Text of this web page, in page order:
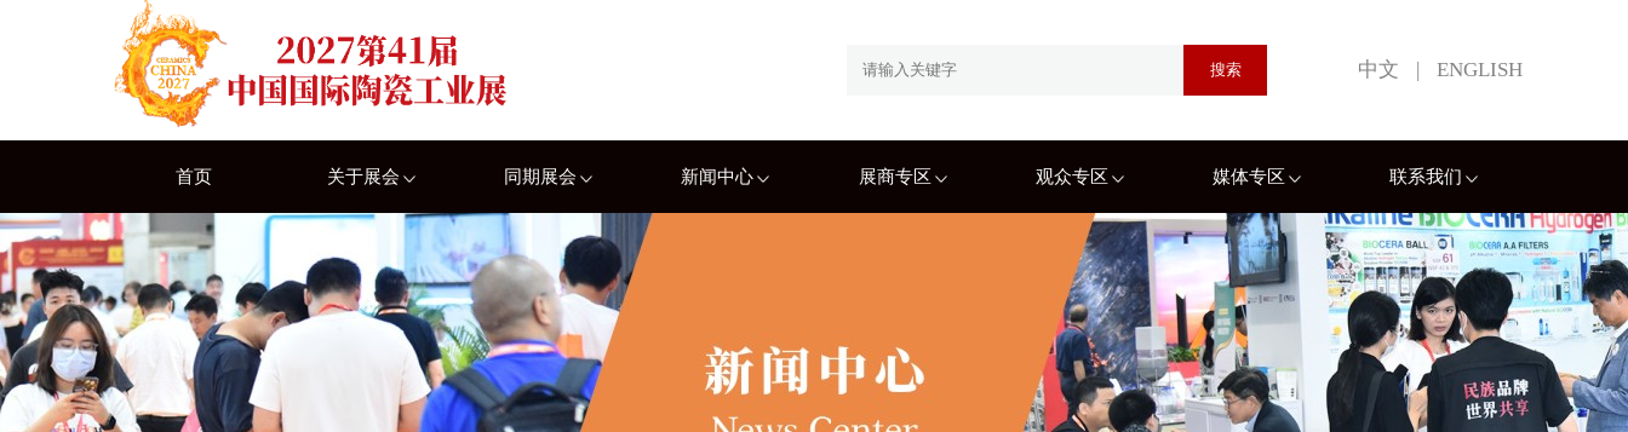
中文 | ENGLISH
首页 关于展会 同期展会 新闻中心 展商专区 观众专区 媒体专区 联系我们